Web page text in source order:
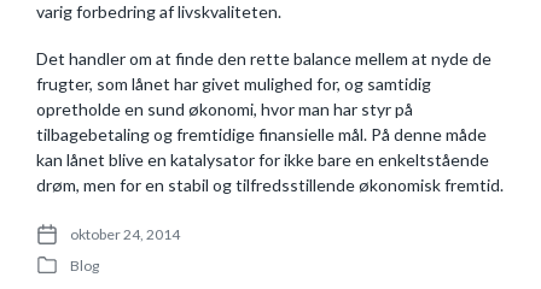
varig forbedring af livskvaliteten.
Det handler om at finde den rette balance mellem at nyde de
frugter, som lånet har givet mulighed for, og samtidig
opretholde en sund økonomi, hvor man har styr på
tilbagebetaling og fremtidige finansielle mål. På denne måde
kan lånet blive en katalysator for ikke bare en enkeltstående
drøm, men for en stabil og tilfredsstillende økonomisk fremtid.
P
oktober 24, 2014
P
Blog